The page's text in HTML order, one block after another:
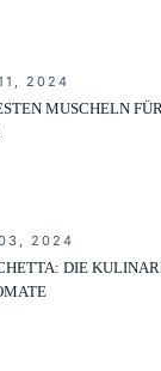
2024
MUSCHELN
2024
DIE